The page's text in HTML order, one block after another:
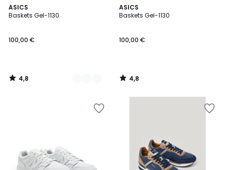
ASICS
Baskets Gel-1130
100,00 €
4,8
/ 5
2
Couleurs
4,8
/
ASICS
Baskets Gel-1130
100,00 €
4,8
/ 5
4,8
/